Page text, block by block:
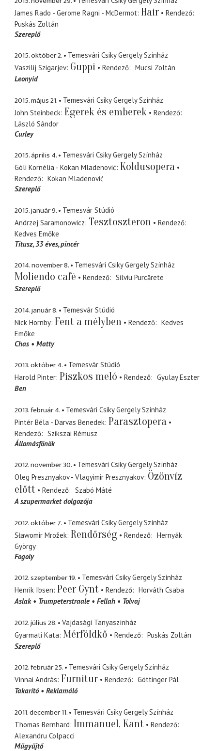
James Rado - Gerome Ragni - McDermot Hair
Rendező
Puskás Zoltán
Szereplő
2015. október 2.
Temesvári Csiky Gergely Színház
Vaszilij Szigarjev Guppi Rendező
Mucsi Zoltán
Leonyid
2015. május 21.
Temesvári Csiky Gergely Színház
John Steinbeck Egerek és emberek
Rendező
László Sándor
Curley
2015. április 4.
Temesvári Csiky Gergely Színház
Góli Kornélia - Kokan Mladenović Koldusopera
Rendező
Kokan Mladenović
Szereplő
2015. január 9.
Temesvár Stúdió
Andrzej Saramonowicz Tesztoszteron
Rendező
Kedves Emőke
Titusz 33 éves, pincér
2014. november 8. Temesvári Csiky Gergely Színház
Moliendo café Rendező
Silviu Purcărete
Szereplő
2014. január 8.
Temesvár Stúdió
Nick Hornby Fent a mélyben Rendező
Kedves
Emőke
Chas
Matty
2013. október 4.
Temesvár Stúdió
Harold Pinter Piszkos meló Rendező
Gyulay Eszter
Ben
2013. február 4.
Temesvári Csiky Gergely Színház
Pintér Béla - Darvas Benedek Parasztopera
Rendező
Szikszai Rémusz
Állomásfőnök
2012. november 30.
Temesvári Csiky Gergely Színház
Oleg Presznyakov - Vlagyimir Presznyakov Özönvíz
előtt
Rendező
Szabó Máté
A szupermarket dolgozója
2012. október 7.
Temesvári Csiky Gergely Színház
Sławomir Mrožek Rendőrség Rendező
Hernyák
György
Fogoly
2012. szeptember 19.
Temesvári Csiky Gergely Színház
Henrik Ibsen Peer Gynt Rendező
Horváth Csaba
Aslak
Trumpeterstraale Fellah Tolvaj
2012. július 28.
Vajdasági Tanyaszínház
Gyarmati Kata Mérföldkő Rendező
Puskás Zoltán
Szereplő
2012. február 25.
Temesvári Csiky Gergely Színház
Vinnai András Furnitur Rendező
Göttinger Pál
Takarító
Reklamáló
2011. december 11.
Temesvári Csiky Gergely Színház
Thomas Bernhard Immanuel, Kant
Rendező
Alexandru Colpacci
Műgyűjtő